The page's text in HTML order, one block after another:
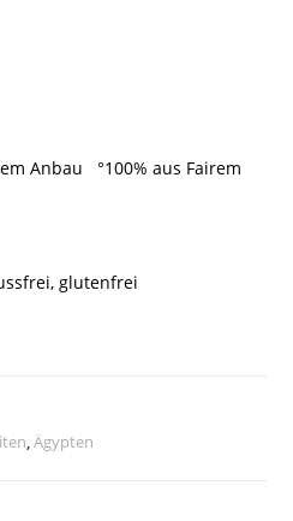
Anbau °100% aus Fairem
glutenfrei
,Ägypten